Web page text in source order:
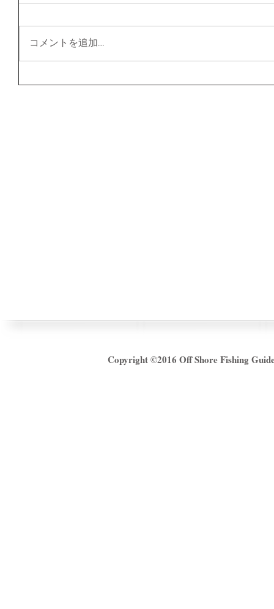
コメントを追加…
Copyright ©2016 Off Shore Fishing